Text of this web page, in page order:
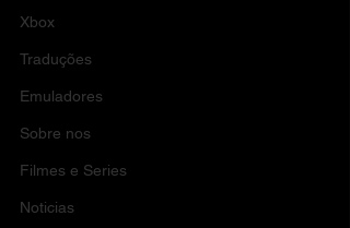
Xbox
Traduções
Emuladores
Sobre nos
Filmes e Series
Noticias